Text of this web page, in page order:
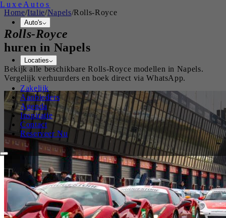
Luxe Autos
Auto's
Locaties
Zakelijk
Aanbieders
Agenda
Inspiratie
Contact
Reserveer Nu
Home/Italie/Napels/Rolls-Royce
Rolls-Royce
huren in Napels
Bekijk alle beschikbareRolls-Royce modellen in Napels.
Vergelijk verhuurders en boek direct via WhatsApp.